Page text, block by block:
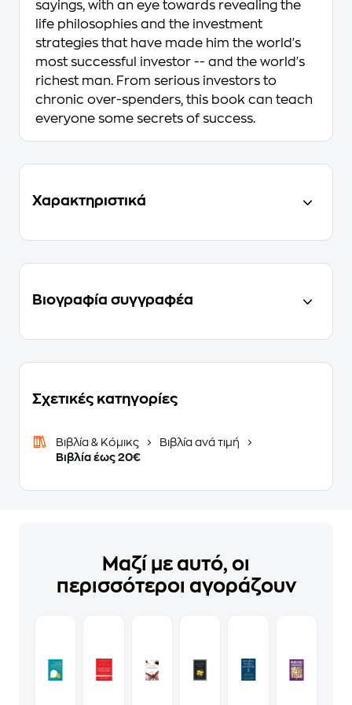
sayings, with an eye towards revealing the
life philosophies and the investment
strategies that have made him the world's
most successful investor -- and the world's
richest man. From serious investors to
chronic over-spenders, this book can teach
everyone some secrets of success.
Χαρακτηριστικά
Βιογραφία συγγραφέα
Σχετικές κατηγορίες
Βιβλία & Κόμικς
Βιβλία ανά τιμή
Βιβλία έως 20€
Μαζί με αυτό, οι
περισσότεροι αγοράζουν